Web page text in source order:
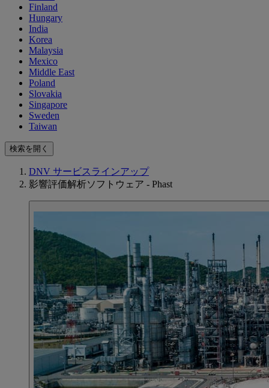
Finland
Hungary
India
Korea
Malaysia
Mexico
Middle East
Poland
Slovakia
Singapore
Sweden
Taiwan
検索を開く
DNV サービスラインアップ
影響評価解析ソフトウェア - Phast